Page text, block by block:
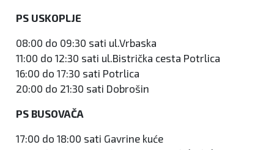
PS USKOPLJE
08:00 do 09:30 sati ul.Vrbaska
11:00 do 12:30 sati ul.Bistrička cesta Potrlica
16:00 do 17:30 sati Potrlica
20:00 do 21:30 sati Dobrošin
PS BUSOVAČA
17:00 do 18:00 sati Gavrine kuće